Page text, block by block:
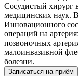
Сосудистый хирург
медицинских наук.
Инновационного
операций на
позвоночных
малоинвазивной
болезни.
Записаться на приём